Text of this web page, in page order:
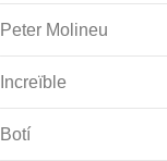
Peter Molineu
Increïble
Botí